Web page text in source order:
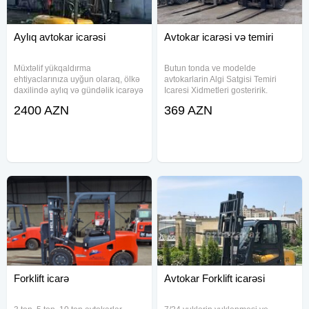
Aylıq avtokar icarəsi
Müxtəlif yükqaldırma
ehtiyaclarınıza uyğun olaraq, ölkə
daxilində aylıq və gündəlik icarəyə
Avtokarlarımız sənaye, tikinti,
2400 AZN
Avtokar icarəsi və temiri
Butun tonda ve modelde
avtokarlarin Algi Satgisi Temiri
Icaresi Xidmetleri gosteririk.
369 AZN
Forklift icarə Avtokar Forklift icarəsi